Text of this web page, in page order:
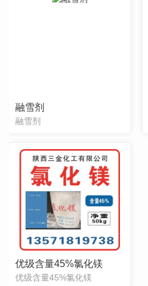
融雪剂
融雪剂
优级含量45%氯化镁
优级含量45%氯化镁